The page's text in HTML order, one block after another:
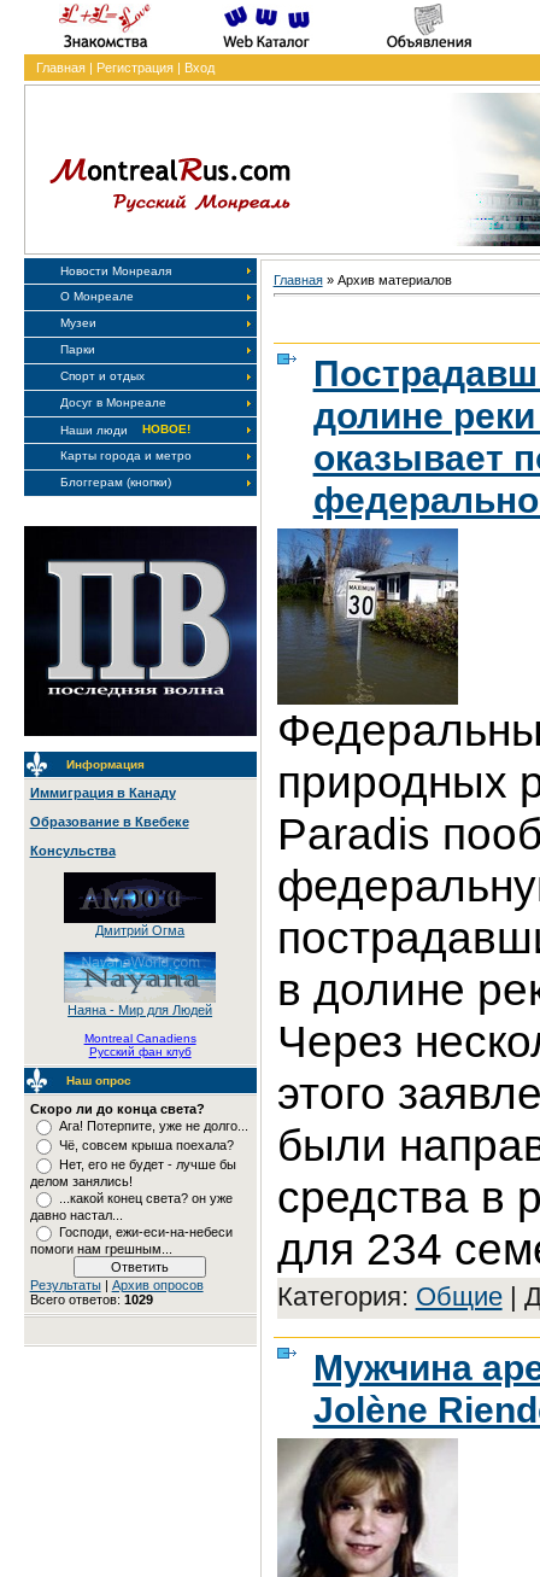
Главная| Регистрация| Вход
Новости Монреаля
О Монреале
Музеи
Парки
Спорт и отдых
Досуг в Монреале
Наши люди
НОВОЕ!
Карты города и метро
Блоггерам (кнопки)
Информация
Иммиграция в Канаду
Образование в Квебеке
Консульства
Дмитрий Огма
Наяна - Мир для Людей
Montreal Canadiens
Русский фан клуб
Наш опрос
Скоро ли до конца света?
Ага! Потерпите, уже не долго...
Чё, совсем крыша поехала?
Нет, его не будет - лучше бы
делом занялись!
...какой конец света? он уже
давно настал...
Господи, ежи-еси-на-небеси
помоги нам грешным...
Результаты| Архив опросов
Всего ответов: 1029
Главная» Архив материалов
долине
оказывает
природных
Paradis
в долине
Через
этого
были
средства в
для 234
Категория: Общие|
Мужчина
Jolène